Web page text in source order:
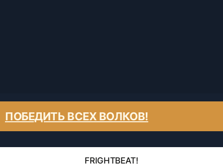
ПОБЕДИТЬ ВСЕХ ВОЛКОВ!
FRIGHTBEAT!